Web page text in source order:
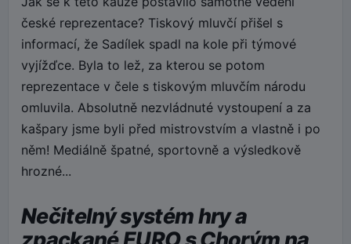
české reprezentace? Tiskový mluvčí přišel s
informací, že Sadílek spadl na kole při týmové
vyjížďce. Byla to lež, za kterou se potom
reprezentace v čele s tiskovým mluvčím národu
omluvila. Absolutně nezvládnuté vystoupení a za
kašpary jsme byli před mistrovstvím a vlastně i po
něm! Mediálně špatné, sportovně a výsledkově
hrozné...
Nečitelný systém hry a